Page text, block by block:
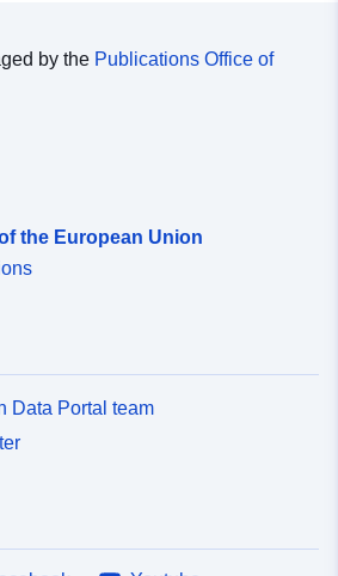
by the Publications Office of
the European Union
Data Portal team